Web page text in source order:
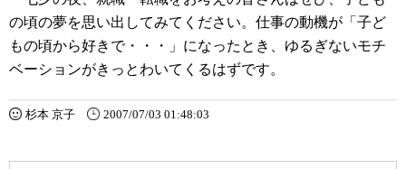
の頃の夢を思い出してみてください。仕事の動機が「子ど
もの頃から好きで・・・」になったとき、ゆるぎないモチ
ベーションがきっとわいてくるはずです。
杉本 京子 2007/07/03 01:48:03